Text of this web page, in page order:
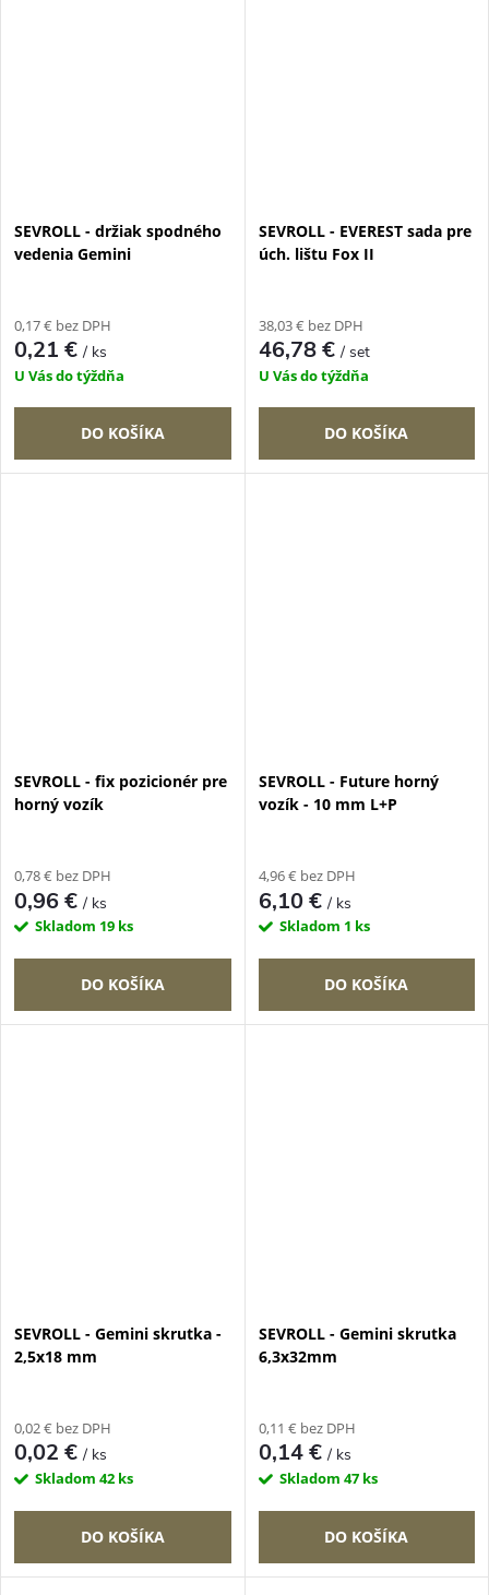
SEVROLL - držiak spodného
vedenia Gemini
0,17 € bez DPH
0,21 €/ ks
U Vás do týždňa
DO KOŠÍKA
SEVROLL - EVEREST sada pre
úch. lištu Fox II
38,03 € bez DPH
46,78 €/ set
U Vás do týždňa
DO KOŠÍKA
SEVROLL - fix pozicionér pre
horný vozík
0,78 € bez DPH
0,96 €/ ks
Skladom 19 ks
DO KOŠÍKA
SEVROLL - Future horný
vozík - 10 mm L+P
4,96 € bez DPH
6,10 €/ ks
Skladom 1 ks
DO KOŠÍKA
SEVROLL - Gemini skrutka -
2,5x18 mm
0,02 € bez DPH
0,02 €/ ks
Skladom 42 ks
DO KOŠÍKA
SEVROLL - Gemini skrutka
6,3x32mm
0,11 € bez DPH
0,14 €/ ks
Skladom 47 ks
DO KOŠÍKA